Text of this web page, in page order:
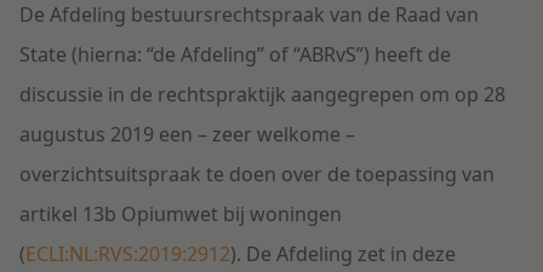
De Afdeling bestuursrechtspraak van de Raad van
State (hierna: “de Afdeling” of “ABRvS”) heeft de
discussie in de rechtspraktijk aangegrepen om op 28
augustus 2019 een – zeer welkome –
overzichtsuitspraak te doen over de toepassing van
artikel 13b Opiumwet bij woningen
(ECLI:NL:RVS:2019:2912). De Afdeling zet in deze